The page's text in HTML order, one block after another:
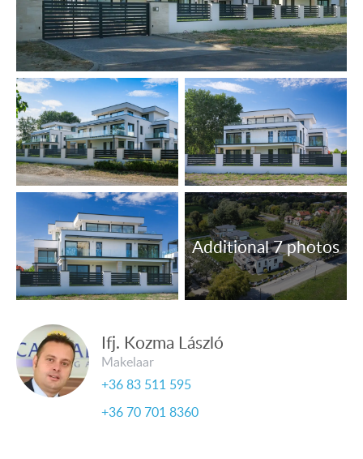
Elektriciteit, water en afvoerleidingen, intercom,
airconditioners zijn aanwezig.
Verwarmingssysteem: luchtbronwarmtepomp.
Kunststof ramen met 3-laags isolerende panelen.
Vloerbedekking: tegels, laminaatparket.
OBJECTNUMMER: 4216
Nederlandstalige medewerker Capital99:
Van de Vyver Rita
tel.: +36 305 708 151
E-mail: vandevyverrita@hotmail.com
Ifj. Kozma László
Makelaar
+36 83 511 595
+36 70 701 8360